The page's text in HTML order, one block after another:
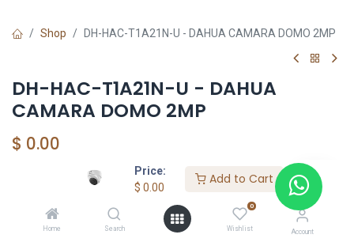
Price:
$ 0.00
Add to Cart
Home Search
0
Wishlist Account
Shop DH-HAC-T1A21N-U - DAHUA CAMARA DOMO 2MP
DH-HAC-T1A21N-U - DAHUA
CAMARA DOMO 2MP
$ 0.00
DAHUA SHOP